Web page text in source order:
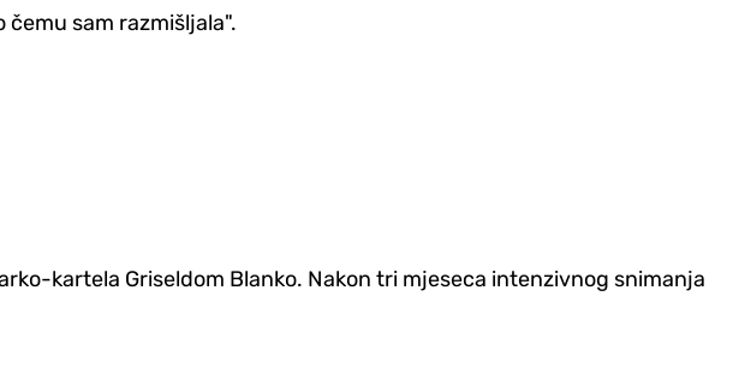
sam razmišljala".
kartela Griseldom Blanko. Nakon tri mjeseca intenzivnog snimanja